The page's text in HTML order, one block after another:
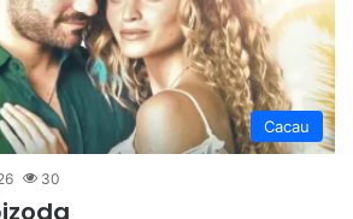
Cacau
30